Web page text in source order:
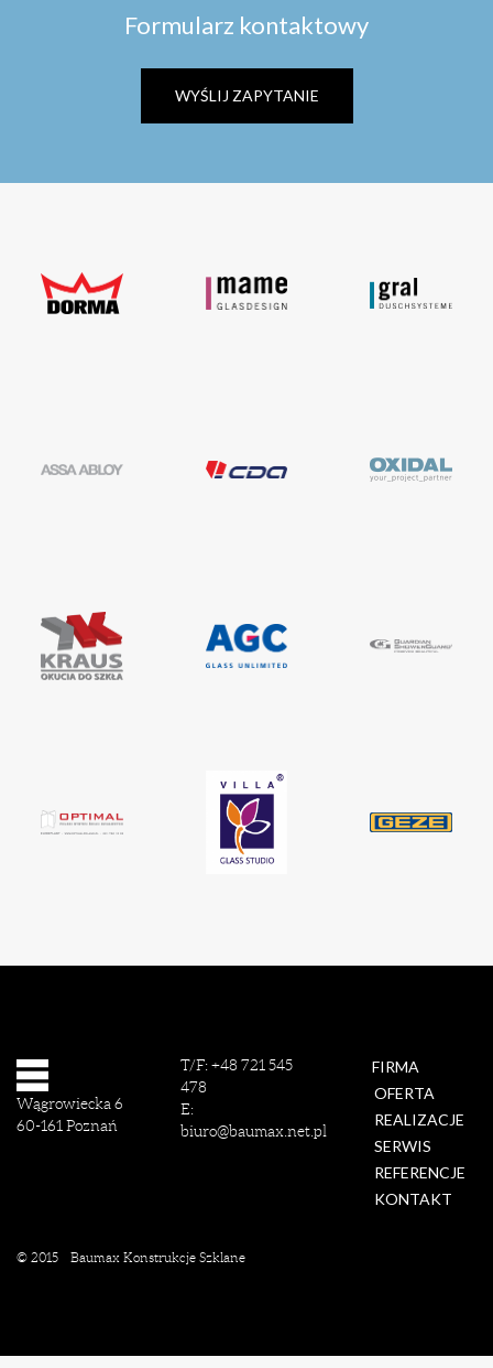
Formularz kontaktowy
WYŚLIJ ZAPYTANIE
Wągrowiecka 6
60-161 Poznań
T/F:+48 721 545
478
E:
biuro@baumax.net.pl
FIRMA
OFERTA
REALIZACJE
SERWIS
REFERENCJE
KONTAKT
© 2015 Baumax Konstrukcje Szklane